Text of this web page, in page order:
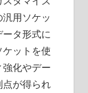
用ソケッ
ータ形式に
ットを使
化やデー
が得られ